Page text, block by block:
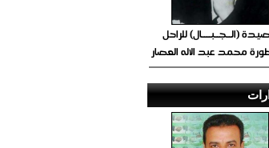
(الــجــبــــال) للراحل
محمد عبد الاله العصار